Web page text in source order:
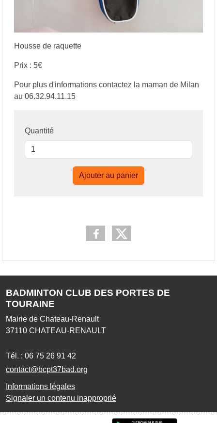
Housse de raquette
Prix : 5€
Pour plus d'informations contactez la maman de Milan
au 06.32.94.11.15
Quantité
Ajouter au panier
BADMINTON CLUB DES PORTES DE
TOURAINE
Mairie de Chateau-Renault
37110 CHATEAU-RENAULT
Tél. : 06 75 26 91 42
contact@bcpt37bad.org
Informations légales
Signaler un contenu inapproprié